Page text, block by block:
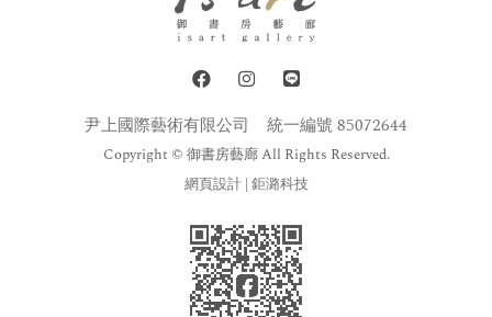
尹上國際藝術有限公司 統一編號 85072644
Copyright © 御書房藝廊 All Rights Reserved.
網頁設計| 鉅潞科技